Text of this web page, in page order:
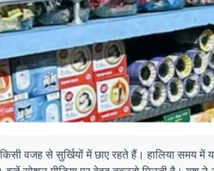
वजह से सुर्खियों में छाए रहते हैं। हालिया समय